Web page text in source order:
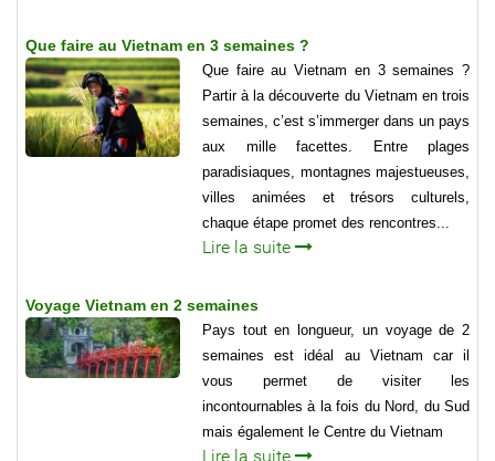
Que faire au Vietnam en 3 semaines ?
Que faire au Vietnam en 3 semaines ?
Partir à la découverte du Vietnam en trois
semaines, c’est s’immerger dans un pays
aux mille facettes. Entre plages
paradisiaques, montagnes majestueuses,
villes animées et trésors culturels,
chaque étape promet des rencontres...
Lire la suite
Voyage Vietnam en 2 semaines
Pays tout en longueur, un voyage de 2
semaines est idéal au Vietnam car il
vous permet de visiter les
incontournables à la fois du Nord, du Sud
mais également le Centre du Vietnam
Lire la suite